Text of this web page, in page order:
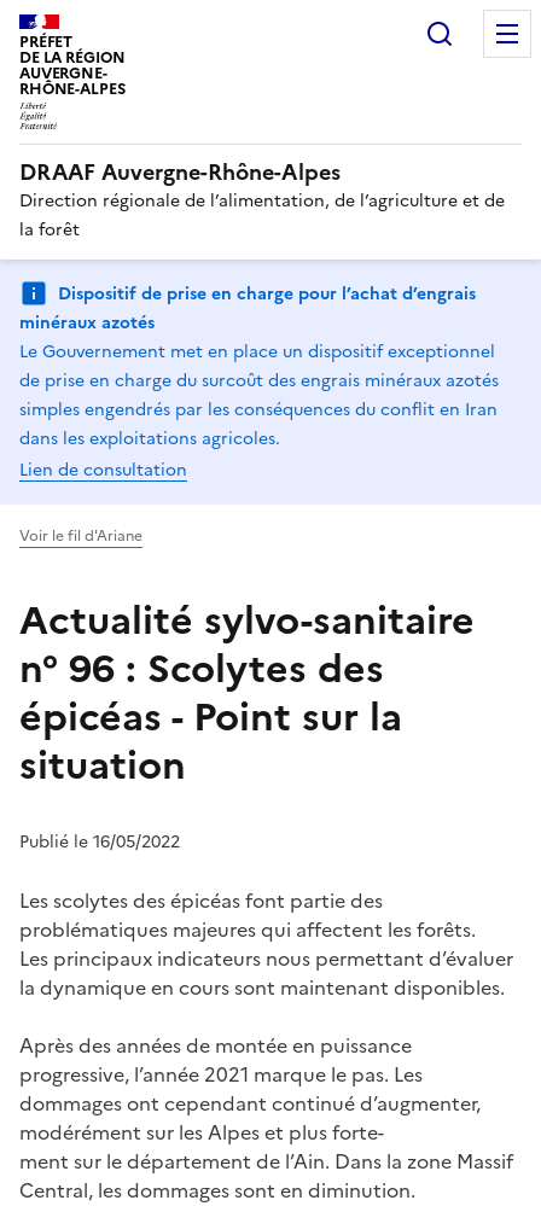
PRÉFET
DE LA RÉGION
AUVERGNE-
RHÔNE-ALPES
DRAAF Auvergne-Rhône-Alpes
Direction régionale de l’alimentation, de l’agriculture et de
la forêt
Dispositif de prise en charge pour l’achat d’engrais
minéraux azotés
Le Gouvernement met en place un dispositif exceptionnel
de prise en charge du surcoût des engrais minéraux azotés
simples engendrés par les conséquences du conflit en Iran
dans les exploitations agricoles.
Lien de consultation
Voir le fil d'Ariane
Actualité sylvo-sanitaire
n° 96 : Scolytes des
épicéas - Point sur la
situation
Publié le 16/05/2022
Les scolytes des épicéas font partie des
problématiques majeures qui affectent les forêts.
Les principaux indicateurs nous permettant d’évaluer
la dynamique en cours sont maintenant disponibles.
Après des années de montée en puissance
progressive, l’année 2021 marque le pas. Les
dommages ont cependant continué d’augmenter,
modérément sur les Alpes et plus forte-
ment sur le département de l’Ain. Dans la zone Massif
Central, les dommages sont en diminution.